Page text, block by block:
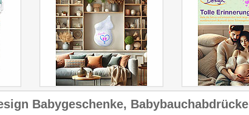
Babygeschenke, Babybauchabdrücke